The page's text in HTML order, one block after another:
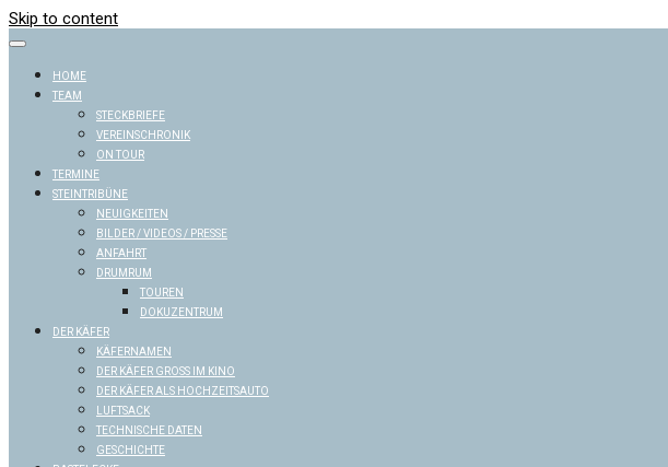
Skip to content
HOME
TEAM
STECKBRIEFE
VEREINSCHRONIK
ON TOUR
TERMINE
STEINTRIBÜNE
NEUIGKEITEN
BILDER / VIDEOS / PRESSE
ANFAHRT
DRUMRUM
TOUREN
DOKUZENTRUM
DER KÄFER
KÄFERNAMEN
DER KÄFER GROSS IM KINO
DER KÄFER ALS HOCHZEITSAUTO
LUFTSACK
TECHNISCHE DATEN
GESCHICHTE